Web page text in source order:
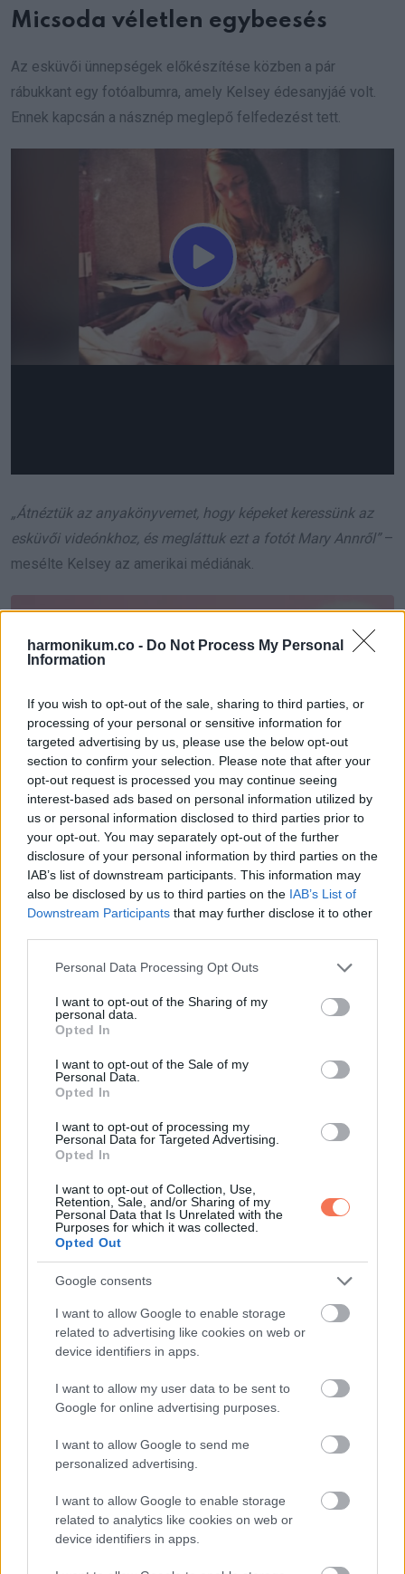
harmonikum.co - Do Not Process My Personal
Information
If you wish to opt-out of the sale, sharing to third parties, or
processing of your personal or sensitive information for
targeted advertising by us, please use the below opt-out
section to confirm your selection. Please note that after your
opt-out request is processed you may continue seeing
interest-based ads based on personal information utilized by
us or personal information disclosed to third parties prior to
your opt-out. You may separately opt-out of the further
disclosure of your personal information by third parties on the
IAB’s list of downstream participants. This information may
also be disclosed by us to third parties on the IAB’s List of
Downstream Participants that may further disclose it to other
Please note that this website/app uses one or more Google
not limited to your visit or usage behaviour. You may click to
grant or deny consent to Google and its third-party tags to
use your data for below specified purposes in below Google
consent section.
Personal Data Processing Opt Outs
I want to opt-out of the Sharing of my
personal data.
Opted In
I want to opt-out of the Sale of my
Personal Data.
Opted In
I want to opt-out of processing my
Personal Data for Targeted Advertising.
Opted In
I want to opt-out of Collection, Use,
Retention, Sale, and/or Sharing of my
Personal Data that Is Unrelated with the
Purposes for which it was collected.
Opted Out
Google consents
I want to allow Google to enable storage
related to advertising like cookies on web or
device identifiers in apps.
I want to allow my user data to be sent to
Google for online advertising purposes.
I want to allow Google to send me
personalized advertising.
I want to allow Google to enable storage
related to analytics like cookies on web or
device identifiers in apps.
Micsoda véletlen egybeesés
Az esküvői ünnepségek előkészítése közben a pár
rábukkant egy fotóalbumra, amely Kelsey édesanyjáé volt.
Ennek kapcsán a násznép meglepő felfedezést tett.
„Átnéztük az anyakönyvemet, hogy képeket keressünk az
esküvői videónkhoz, és megláttuk ezt a fotót Mary Annről”–
mesélte Kelsey az amerikai médiának.
Tyler azonnal felismerte az anyja arcát. De ez még nem
minden! Kelsey elmondta, hogy talált egy bizonyítványt is,
amelyet az édesanyja kapott, és amelyen Mary Ann kézírása
„Nagyon izgatottak voltunk, elkezdtük mindenkinek
elmondani, üzeneteket küldtünk mindenkinek, akinek csak
tudtunk. Nagyon király volt”– mondta a hírportálnak.
Nem igazán meglepő, hogy ez az anekdota mosolyt csalt
Mary Ann arcára:„Hihetetlen. Annyira jó volt megtalálni ezt a
Ma a két család nagyon közel áll egymáshoz,